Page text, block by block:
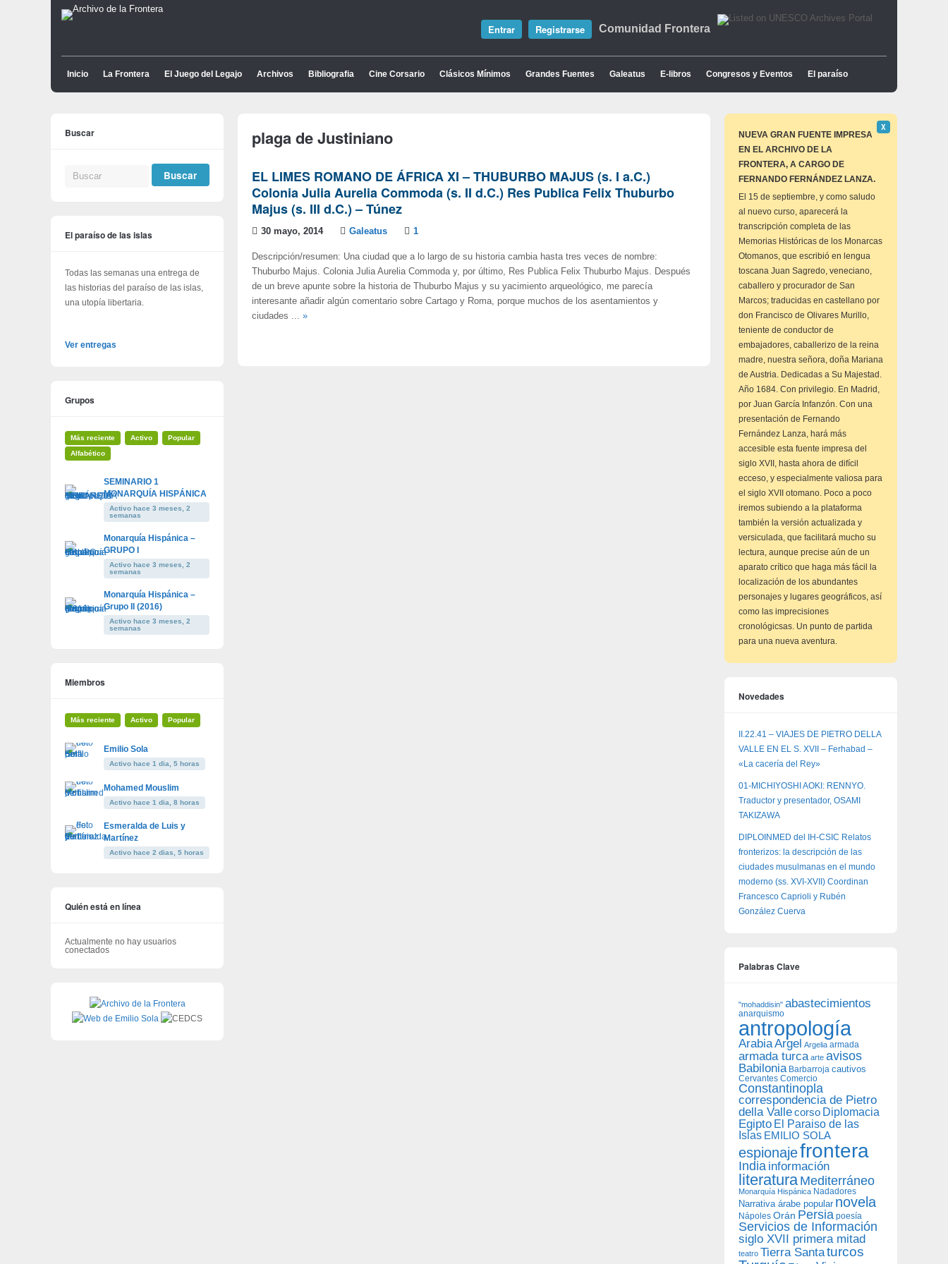
Comunidad Frontera
Entrar Registrarse
Inicio La Frontera El Juego del Legajo Archivos Bibliografia Cine Corsario Clásicos Mínimos Grandes Fuentes Galeatus E-libros Congresos y Eventos El paraíso
plaga de Justiniano
EL LIMES ROMANO DE ÁFRICA XI – THUBURBO MAJUS (s. I a.C.)
Colonia Julia Aurelia Commoda (s. II d.C.) Res Publica Felix Thuburbo
Majus (s. III d.C.) – Túnez
30 mayo, 2014 Galeatus 1
Descripción/resumen: Una ciudad que a lo largo de su historia cambia hasta tres veces de nombre:
Thuburbo Majus. Colonia Julia Aurelia Commoda y, por último, Res Publica Felix Thuburbo Majus. Después
de un breve apunte sobre la historia de Thuburbo Majus y su yacimiento arqueológico, me parecía
interesante añadir algún comentario sobre Cartago y Roma, porque muchos de los asentamientos y
ciudades ... »
Buscar
El paraíso de las islas
Todas las semanas una entrega de
las historias del paraíso de las islas,
una utopía libertaria.
Ver entregas
Grupos
Más reciente Activo
Popular
Alfabético
SEMINARIO 1
MONARQUÍA HISPÁNICA
Activo hace 3 meses, 2
semanas
Monarquía Hispánica –
GRUPO I
Activo hace 3 meses, 2
semanas
Monarquía Hispánica –
Grupo II (2016)
Activo hace 3 meses, 2
semanas
Miembros
Más reciente Activo Popular
Emilio Sola
Activo hace 1 dia, 5 horas
Mohamed Mouslim
Activo hace 1 dia, 8 horas
Esmeralda de Luis y
Martínez
Activo hace 2 dias, 5 horas
Quién está en línea
Actualmente no hay usuarios
conectados
NUEVA GRAN FUENTE IMPRESA
EN EL ARCHIVO DE LA
FRONTERA, A CARGO DE
FERNANDO FERNÁNDEZ LANZA.
Descartar
este
Χ
El 15 de septiembre, y como saludo
al nuevo curso, aparecerá la
transcripción completa de las
Memorias Históricas de los Monarcas
Otomanos, que escribió en lengua
toscana Juan Sagredo, veneciano,
caballero y procurador de San
Marcos; traducidas en castellano por
don Francisco de Olivares Murillo,
teniente de conductor de
embajadores, caballerizo de la reina
madre, nuestra señora, doña Mariana
de Austria. Dedicadas a Su Majestad.
Año 1684. Con privilegio. En Madrid,
por Juan García Infanzón. Con una
presentación de Fernando
Fernández Lanza, hará más
accesible esta fuente impresa del
siglo XVII, hasta ahora de difícil
ecceso, y especialmente valiosa para
el siglo XVII otomano. Poco a poco
iremos subiendo a la plataforma
también la versión actualizada y
versiculada, que facilitará mucho su
lectura, aunque precise aún de un
aparato crítico que haga más fácil la
localización de los abundantes
personajes y lugares geográficos, así
como las imprecisiones
cronológicsas. Un punto de partida
para una nueva aventura.
Novedades
II.22.41 – VIAJES DE PIETRO DELLA
VALLE EN EL S. XVII – Ferhabad –
«La cacería del Rey»
01-MICHIYOSHI AOKI: RENNYO.
Traductor y presentador, OSAMI
TAKIZAWA
DIPLOINMED del IH-CSIC Relatos
fronterizos: la descripción de las
ciudades musulmanas en el mundo
moderno (ss. XVI-XVII) Coordinan
Francesco Caprioli y Rubén
González Cuerva
Palabras Clave
"mohaddisin" abastecimientos
anarquismo
antropología
ArabiaArgel Argelia armada
armada turca arte avisos
Babilonia Barbarroja cautivos
Cervantes Comercio
Constantinopla
correspondencia de Pietro
della Vallecorso Diplomacia
Egipto El Paraiso de las
Islas EMILIO SOLA
espionajefrontera
India información
literatura Mediterráneo
Monarquía Hispánica Nadadores
Narrativa árabe popular novela
Nápoles Orán Persia poesía
Servicios de Información
siglo XVII primera mitad
teatro Tierra Santaturcos